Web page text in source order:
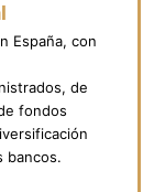
España, con
de
fondos
bancos.